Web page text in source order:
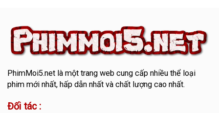
PhimMoi5.netlà một trang web cung cấp nhiều thể loại
phim mới nhất, hấp dẫn nhất và chất lượng cao nhất.
Đối tác :